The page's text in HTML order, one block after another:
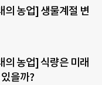
의 농업] 생물계절 변
의 농업] 식량은 미래
을까?